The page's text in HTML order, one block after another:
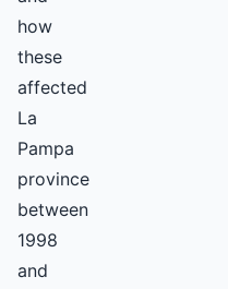
how
these
affected
La
Pampa
province
between
1998
and